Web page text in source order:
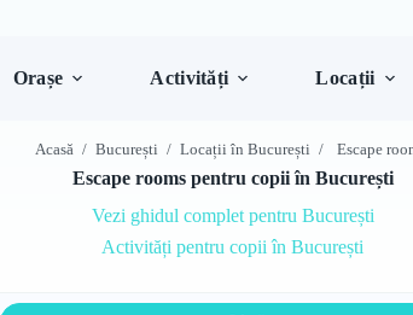
Orașe
Activități Locații
Acasă / București / Locații în București / Escape
Escape rooms pentru copii în București
Vezi ghidul complet pentru București
Activități pentru copii în București